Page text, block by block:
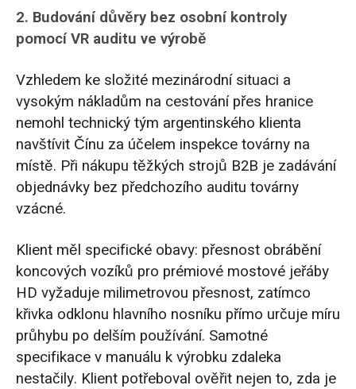
2. Budování důvěry bez osobní kontroly
pomocí VR auditu ve výrobě
Vzhledem ke složité mezinárodní situaci a
vysokým nákladům na cestování přes hranice
nemohl technický tým argentinského klienta
navštívit Čínu za účelem inspekce továrny na
místě. Při nákupu těžkých strojů B2B je zadávání
objednávky bez předchozího auditu továrny
vzácné.
Klient měl specifické obavy: přesnost obrábění
koncových vozíků pro prémiové mostové jeřáby
HD vyžaduje milimetrovou přesnost, zatímco
křivka odklonu hlavního nosníku přímo určuje míru
průhybu po delším používání. Samotné
specifikace v manuálu k výrobku zdaleka
nestačily. Klient potřeboval ověřit nejen to, zda je